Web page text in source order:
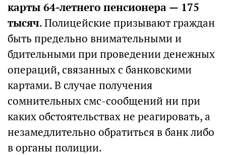
карты 64-летнего пенсионера — 175
тысяч. Полицейские призывают граждан
быть предельно внимательными и
бдительными при проведении денежных
операций, связанных с банковскими
картами. В случае получения
сомнительных смс-сообщений ни при
каких обстоятельствах не реагировать, а
незамедлительно обратиться в банк либо
в органы полиции.